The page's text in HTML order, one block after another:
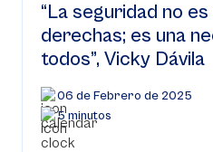
“La seguridad no
derechas; es una
todos”, Vicky Dávila
06 de Febrero de 2025
5 minutos